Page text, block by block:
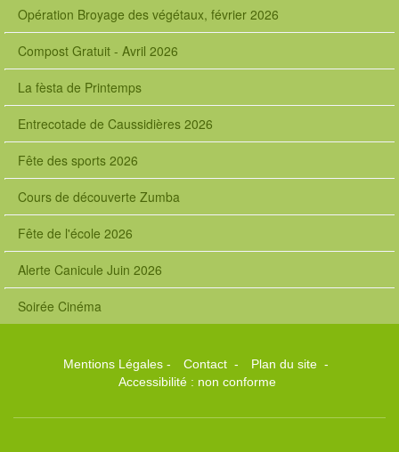
Opération Broyage des végétaux, février 2026
Compost Gratuit - Avril 2026
La fèsta de Printemps
Entrecotade de Caussidières 2026
Fête des sports 2026
Cours de découverte Zumba
Fête de l'école 2026
Alerte Canicule Juin 2026
Soirée Cinéma
Mentions Légales- Contact - Plan du site -
Accessibilité : non conforme